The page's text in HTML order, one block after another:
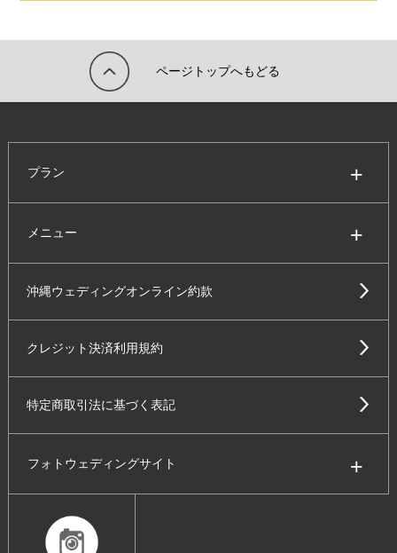
ページトップへもどる
プラン
メニュー
沖縄ウェディングオンライン約款
クレジット決済利用規約
特定商取引法に基づく表記
フォトウェディングサイト